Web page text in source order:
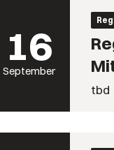
16
September
tbd